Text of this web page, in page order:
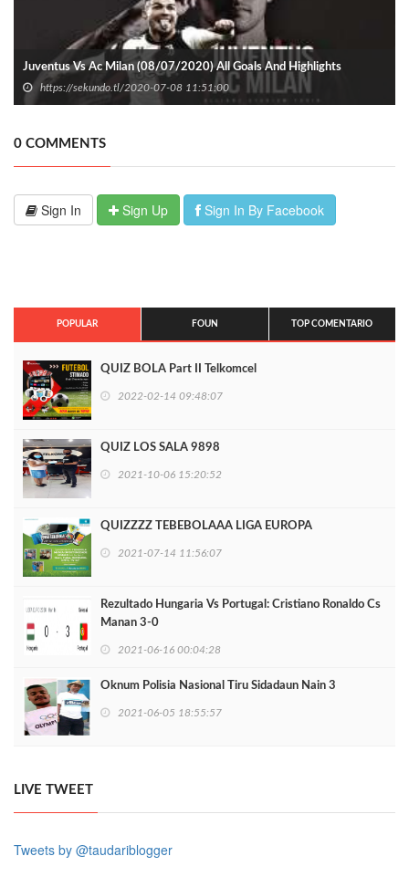
Juventus Vs Ac Milan (08/07/2020) All Goals And Highlights
https://sekundo.tl/2020-07-08 11:51:00
0 COMMENTS
Sign In Sign Up Sign In By Facebook
POPULAR FOUN TOP COMENTARIO
QUIZ BOLA Part II Telkomcel
2022-02-14 09:48:07
QUIZ LOS SALA 9898
2021-10-06 15:20:52
QUIZZZZ TEBEBOLAAA LIGA EUROPA
2021-07-14 11:56:07
Rezultado Hungaria Vs Portugal: Cristiano Ronaldo Cs
Manan 3-0
2021-06-16 00:04:28
Oknum Polisia Nasional Tiru Sidadaun Nain 3
2021-06-05 18:55:57
LIVE TWEET
Tweets by @taudariblogger